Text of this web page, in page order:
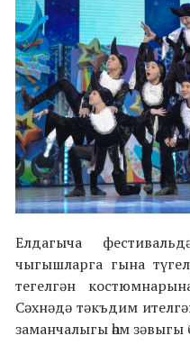
Елдагыча
чыгышларга гына
тегелгән
Сәхнәдә тәкъдим
заманчалыгы һәм